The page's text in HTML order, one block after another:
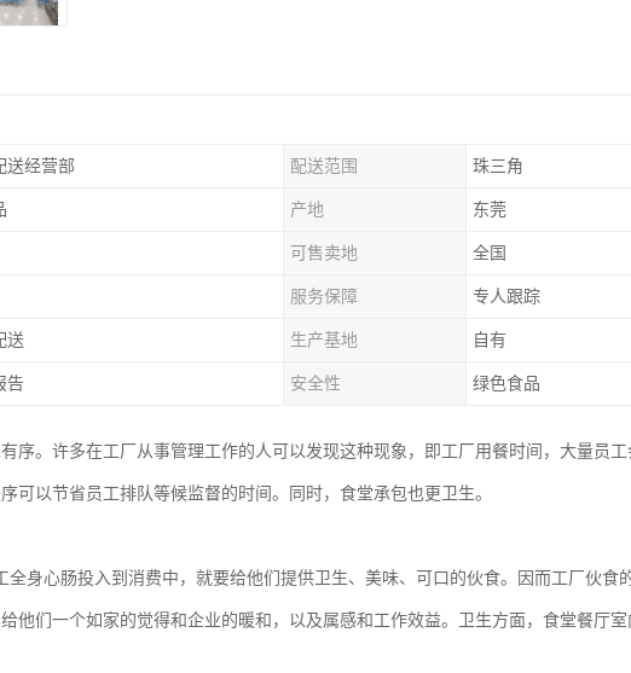
送经营部 配送范围 珠三角
产地 东莞
可售卖地 全国
服务保障 专人跟踪
送 生产基地 自有
告 安全性 绿色食品
序。许多在工厂从事管理工作的人可以发现这种现象，即工厂用餐时间，大量员
可以节省员工排队等候监督的时间。同时，食堂承包也更卫生。
全身心肠投入到消费中，就要给他们提供卫生、美味、可口的伙食。因而工厂伙食
他们一个如家的觉得和企业的暖和，以及属感和工作效益。卫生方面，食堂餐厅